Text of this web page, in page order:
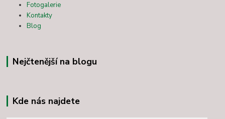
Fotogalerie
Kontakty
Blog
Nejčtenější na blogu
Kde nás najdete